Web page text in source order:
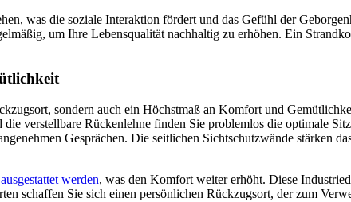
was die soziale Interaktion fördert und das Gefühl der
um Ihre Lebensqualität nachhaltig zu erhöhen. Ein
sondern auch ein Höchstmaß an Komfort und
verstellbare Rückenlehne finden Sie problemlos die optimale
Gesprächen. Die seitlichen Sichtschutzwände stärken
ausgestattet werden, was den Komfort weiter erhöht. Diese
schaffen Sie sich einen persönlichen Rückzugsort, der zum